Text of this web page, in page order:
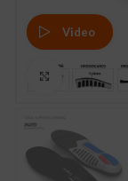
Video
Clicca per